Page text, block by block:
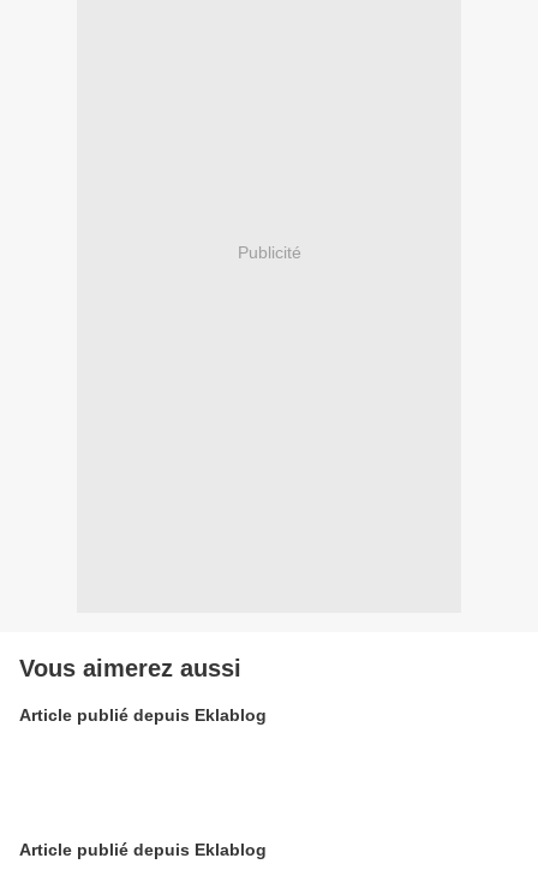
Publicité
Vous aimerez aussi
Article publié depuis Eklablog
Article publié depuis Eklablog